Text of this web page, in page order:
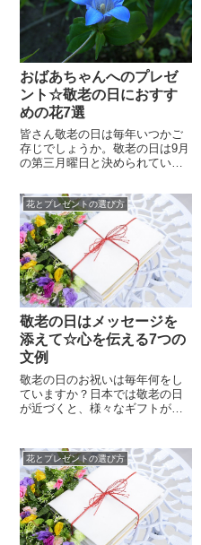
な家族のために素敵な花を選び
ましょう。敬老の日に贈る花に
は特に決まり...
おばあちゃんへのプレゼ
ント☆敬老の日におすす
めの花7選
皆さん敬老の日は毎年いつかご
存じでしょうか。敬老の日は9月
の第三月曜日と決められていま
ばあちゃん、おじいちゃんに感
謝の気持ちを込めてプレゼント
を渡す方は多いかと思います
が、せっかくプレゼントするの
なら綺麗で心のこもった花をプ
レゼントしてみませんか。女性
はいくつになっても綺麗な花を
プレゼントし...
花とプレゼントの選び方
敬老の日はメッセージを
添えて☆心を伝える7つの
文例
敬老の日のお祝いは毎年何をし
ていますか？日本では敬老の日
が近づくと、様々なギフトが店
ショップでもオリジナル商品か
ら、全国各地の名産まで、あら
ゆるものが入手できます。昔は
カステラや花と、贈る品々は限
られていましたが、今ではたく
さんの商品からより良いものを
選択する時代...
花とプレゼントの選び方